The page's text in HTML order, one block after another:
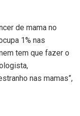
de mama no
1% nas
tem que fazer o
nas mamas”,